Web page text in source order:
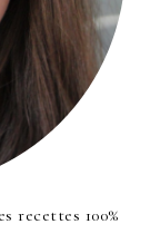
recettes 100%